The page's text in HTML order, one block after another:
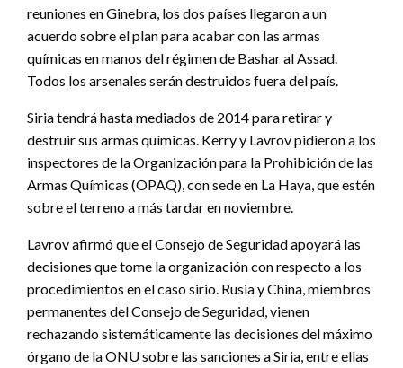
reuniones en Ginebra, los dos países llegaron a un
acuerdo sobre el plan para acabar con las armas
químicas en manos del régimen de Bashar al Assad.
Todos los arsenales serán destruidos fuera del país.
Siria tendrá hasta mediados de 2014 para retirar y
destruir sus armas químicas. Kerry y Lavrov pidieron a los
inspectores de la Organización para la Prohibición de las
Armas Químicas (OPAQ), con sede en La Haya, que estén
sobre el terreno a más tardar en noviembre.
Lavrov afirmó que el Consejo de Seguridad apoyará las
decisiones que tome la organización con respecto a los
procedimientos en el caso sirio. Rusia y China, miembros
permanentes del Consejo de Seguridad, vienen
rechazando sistemáticamente las decisiones del máximo
órgano de la ONU sobre las sanciones a Siria, entre ellas